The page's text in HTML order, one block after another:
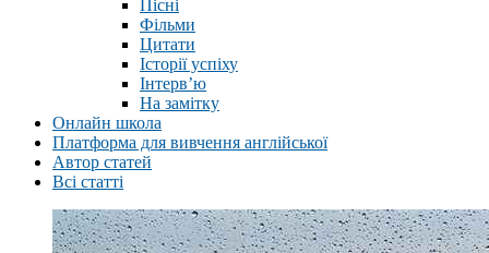
Пісні
Фільми
Цитати
Історії успіху
Інтерв’ю
На замітку
Онлайн школа
Платформа для вивчення англійської
Автор статей
Всі статті